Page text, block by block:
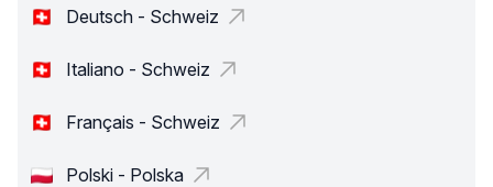
Deutsch - Schweiz
Italiano - Schweiz
Français - Schweiz
Polski - Polska